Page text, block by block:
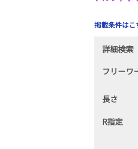
掲載条件はこ
詳細検索
フリーワ
長さ
R指定